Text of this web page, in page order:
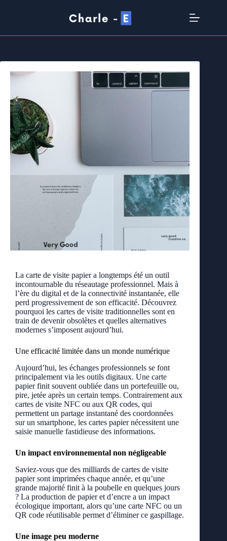
La carte de visite papier a longtemps été un outil
incontournable du réseautage professionnel. Mais à
l’ère du digital et de la connectivité instantanée, elle
perd progressivement de son efficacité. Découvrez
pourquoi les cartes de visite traditionnelles sont en
train de devenir obsolètes et quelles alternatives
modernes s’imposent aujourd’hui.
Une efficacité limitée dans un monde numérique
Aujourd’hui, les échanges professionnels se font
principalement via les outils digitaux. Une carte
papier finit souvent oubliée dans un portefeuille ou,
pire, jetée après un certain temps. Contrairement aux
cartes de visite NFC ou aux QR codes, qui
permettent un partage instantané des coordonnées
sur un smartphone, les cartes papier nécessitent une
saisie manuelle fastidieuse des informations.
Un impact environnemental non négligeable
Saviez-vous que des milliards de cartes de visite
papier sont imprimées chaque année, et qu’une
grande majorité finit à la poubelle en quelques jours
? La production de papier et d’encre a un impact
écologique important, alors qu’une carte NFC ou un
QR code réutilisable permet d’éliminer ce gaspillage.
Une image peu moderne